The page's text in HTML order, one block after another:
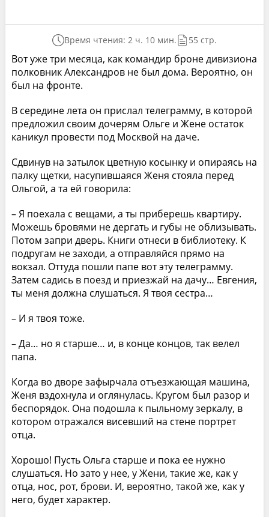
Время чтения: 2 ч. 10 мин. 55 стр.
Вот уже три месяца, как командир броне дивизиона
полковник Александров не был дома. Вероятно, он
был на фронте.
В середине лета он прислал телеграмму, в которой
предложил своим дочерям Ольге и Жене остаток
каникул провести под Москвой на даче.
Сдвинув на затылок цветную косынку и опираясь на
палку щетки, насупившаяся Женя стояла перед
Ольгой, а та ей говорила:
– Я поехала с вещами, а ты приберешь квартиру.
Можешь бровями не дергать и губы не облизывать.
Потом запри дверь. Книги отнеси в библиотеку. К
подругам не заходи, а отправляйся прямо на
вокзал. Оттуда пошли папе вот эту телеграмму.
Затем садись в поезд и приезжай на дачу… Евгения,
ты меня должна слушаться. Я твоя сестра…
– И я твоя тоже.
– Да… но я старше… и, в конце концов, так велел
папа.
Когда во дворе зафырчала отъезжающая машина,
Женя вздохнула и оглянулась. Кругом был разор и
беспорядок. Она подошла к пыльному зеркалу, в
котором отражался висевший на стене портрет
отца.
Хорошо! Пусть Ольга старше и пока ее нужно
слушаться. Но зато у нее, у Жени, такие же, как у
отца, нос, рот, брови. И, вероятно, такой же, как у
него, будет характер.